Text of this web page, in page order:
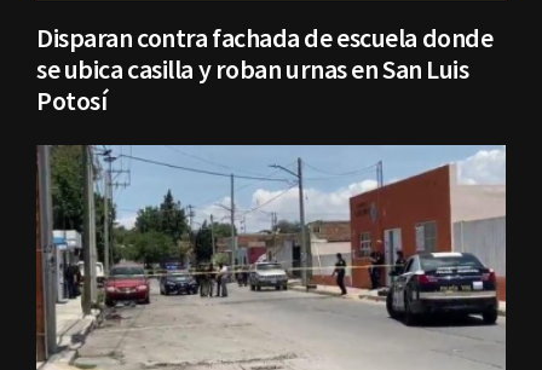
Disparan contra fachada de escuela donde
se ubica casilla y roban urnas en San Luis
Potosí